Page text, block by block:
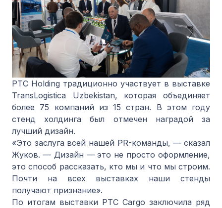
PTC Holding традиционно участвует в выставке
TransLogistica Uzbekistan, которая объединяет
более 75 компаний из 15 стран. В этом году
стенд холдинга был отмечен наградой за
лучший дизайн.
«Это заслуга всей нашей PR-команды, — сказал
Жуков. — Дизайн — это не просто оформление,
это способ рассказать, кто мы и что мы строим.
Почти на всех выставках наши стенды
получают признание».
По итогам выставки PTC Cargo заключила ряд